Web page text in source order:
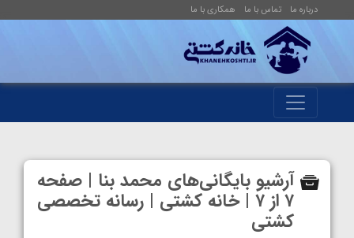
درباره ما تماس با ما همکاری با ما
آرشیو بایگانی‌های محمد بنا | صفحه
۷ از ۷ | خانه کشتی | رسانه تخصصی
کشتی